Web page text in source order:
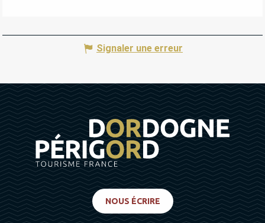
Signaler une erreur
NOUS ÉCRIRE